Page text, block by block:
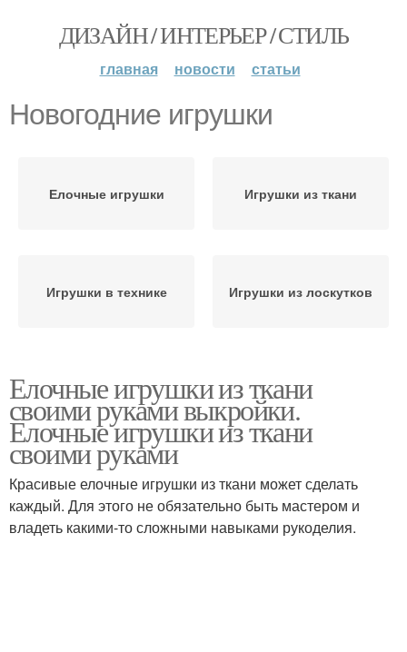
ДИЗАЙН / ИНТЕРЬЕР / СТИЛЬ
главная новости статьи
Новогодние игрушки
Елочные игрушки Игрушки из ткани
Игрушки в технике Игрушки из лоскутков
Елочные игрушки из ткани
своими руками выкройки.
Елочные игрушки из ткани
своими руками
Красивые елочные игрушки из ткани может сделать
каждый. Для этого не обязательно быть мастером и
владеть какими-то сложными навыками рукоделия.